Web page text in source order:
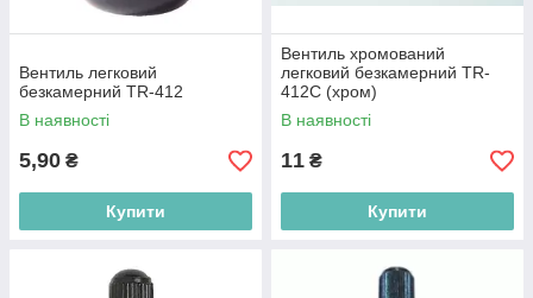
Вентиль легковий
безкамерний TR-412
В наявності
5,90 ₴
Купити
Вентиль хромований
легковий безкамерний TR-
412C (хром)
В наявності
11 ₴
Купити